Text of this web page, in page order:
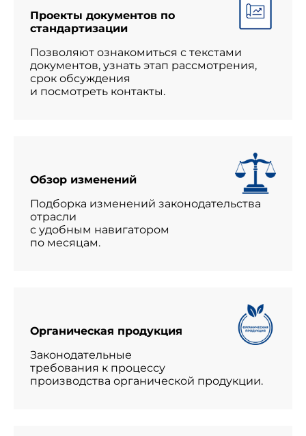
Проекты документов по
стандартизации
Позволяют ознакомиться с текстами
документов, узнать этап рассмотрения,
срок обсуждения
и посмотреть контакты.
Обзор изменений
Подборка изменений законодательства
отрасли
с удобным навигатором
по месяцам.
Органическая продукция
Законодательные
требования к процессу
производства органической продукции.